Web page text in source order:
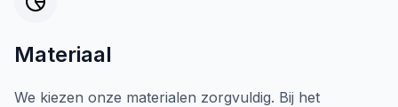
Materiaal
We kiezen onze materialen zorgvuldig. Bij het